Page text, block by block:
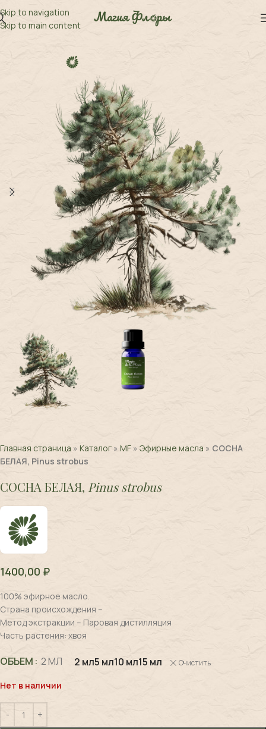
Skip to navigation
Skip to main content
Главная страница » Каталог » MF » Эфирные масла » СОСНА
БЕЛАЯ, Pinus strobus
СОСНА БЕЛАЯ, Pinus strobus
1400,00 ₽
100% эфирное масло.
Страна происхождения –
Метод экстракции – Паровая дистилляция
Часть растения: хвоя
ОБЪЕМ 2 МЛ 2 мл5 мл10 мл15 мл Очистить
Нет в наличии